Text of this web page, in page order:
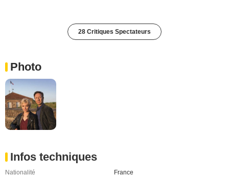
28 Critiques Spectateurs
Photo
Infos techniques
Nationalité
France